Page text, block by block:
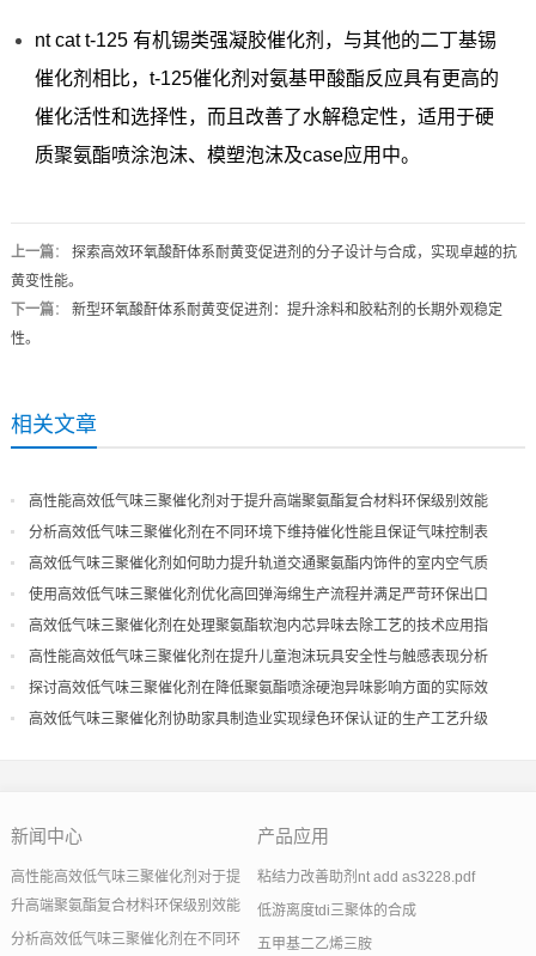
nt cat t-125 有机锡类强凝胶催化剂，与其他的二丁基锡
催化剂相比，t-125催化剂对氨基甲酸酯反应具有更高的
催化活性和选择性，而且改善了水解稳定性，适用于硬
质聚氨酯喷涂泡沫、模塑泡沫及case应用中。
上一篇： 探索高效环氧酸酐体系耐黄变促进剂的分子设计与合成，实现卓越的抗
黄变性能。
下一篇： 新型环氧酸酐体系耐黄变促进剂：提升涂料和胶粘剂的长期外观稳定
性。
相关文章
高性能高效低气味三聚催化剂对于提升高端聚氨酯复合材料环保级别效能
分析高效低气味三聚催化剂在不同环境下维持催化性能且保证气味控制表
现
高效低气味三聚催化剂如何助力提升轨道交通聚氨酯内饰件的室内空气质
量
使用高效低气味三聚催化剂优化高回弹海绵生产流程并满足严苛环保出口
高效低气味三聚催化剂在处理聚氨酯软泡内芯异味去除工艺的技术应用指
导
高性能高效低气味三聚催化剂在提升儿童泡沫玩具安全性与触感表现分析
探讨高效低气味三聚催化剂在降低聚氨酯喷涂硬泡异味影响方面的实际效
果
高效低气味三聚催化剂协助家具制造业实现绿色环保认证的生产工艺升级
新闻中心
高性能高效低气味三聚催化剂对于提
升高端聚氨酯复合材料环保级别效能
分析高效低气味三聚催化剂在不同环
产品应用
粘结力改善助剂nt add as3228.pdf
低游离度tdi三聚体的合成
五甲基二乙烯三胺